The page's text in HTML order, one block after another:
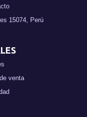
15074, Perú
venta